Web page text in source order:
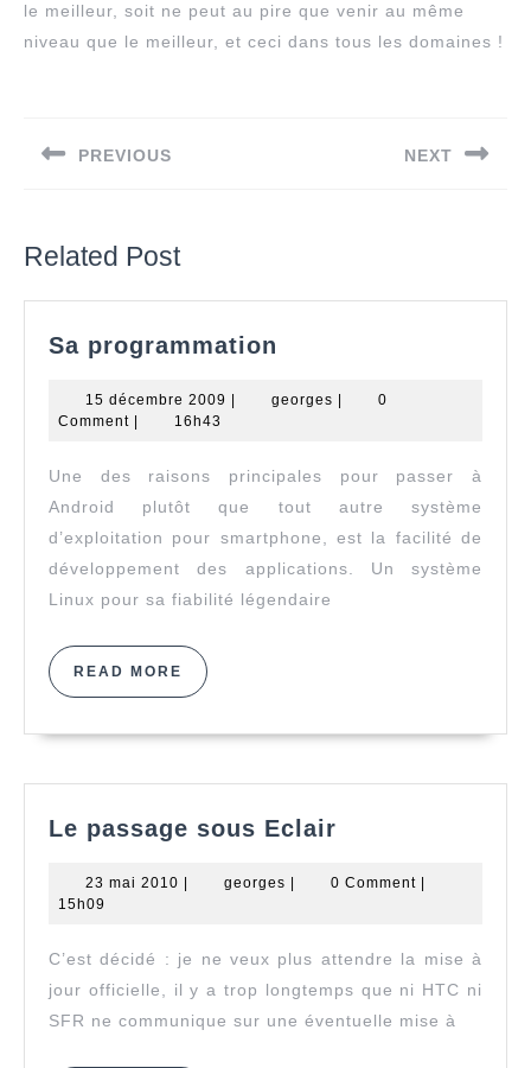
le meilleur, soit ne peut au pire que venir au même
niveau que le meilleur, et ceci dans tous les domaines !
l’articlePREVIOUS NEXT
Related Post
Sa programmation
15 décembre 2009 15
georges georges
0
Comment
16h43
Une des raisons principales pour passer à
Android plutôt que tout autre système
d’exploitation pour smartphone, est la facilité de
développement des applications. Un système
Linux pour sa fiabilité légendaire
READ MORE READ
MORE
Le passage sous Eclair
sous
23 mai 2010 23
| georges georges
| 0 Comment |
15h09
C’est décidé : je ne veux plus attendre la mise à
jour officielle, il y a trop longtemps que ni HTC ni
SFR ne communique sur une éventuelle mise à